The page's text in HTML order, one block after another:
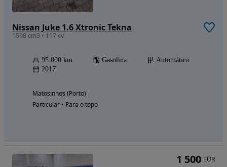
Nissan Juke 1.6 Xtronic Tekna
1598 cm3 • 117 cv
95 000 km Gasolina
Automática
2017
Matosinhos (Porto)
Particular • Para o topo
1 500 EUR